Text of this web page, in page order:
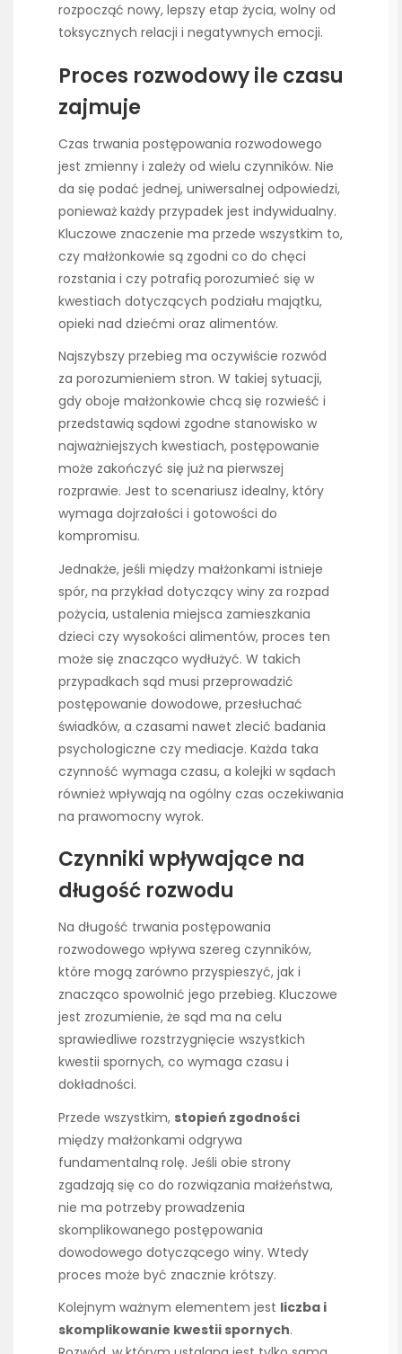
rozpocząć nowy, lepszy etap życia, wolny od
toksycznych relacji i negatywnych emocji.
Proces rozwodowy ile czasu
zajmuje
Czas trwania postępowania rozwodowego
jest zmienny i zależy od wielu czynników. Nie
da się podać jednej, uniwersalnej odpowiedzi,
ponieważ każdy przypadek jest indywidualny.
Kluczowe znaczenie ma przede wszystkim to,
czy małżonkowie są zgodni co do chęci
rozstania i czy potrafią porozumieć się w
kwestiach dotyczących podziału majątku,
opieki nad dziećmi oraz alimentów.
Najszybszy przebieg ma oczywiście rozwód
za porozumieniem stron. W takiej sytuacji,
gdy oboje małżonkowie chcą się rozwieść i
przedstawią sądowi zgodne stanowisko w
najważniejszych kwestiach, postępowanie
może zakończyć się już na pierwszej
rozprawie. Jest to scenariusz idealny, który
wymaga dojrzałości i gotowości do
kompromisu.
Jednakże, jeśli między małżonkami istnieje
spór, na przykład dotyczący winy za rozpad
pożycia, ustalenia miejsca zamieszkania
dzieci czy wysokości alimentów, proces ten
może się znacząco wydłużyć. W takich
przypadkach sąd musi przeprowadzić
postępowanie dowodowe, przesłuchać
świadków, a czasami nawet zlecić badania
psychologiczne czy mediacje. Każda taka
czynność wymaga czasu, a kolejki w sądach
również wpływają na ogólny czas oczekiwania
na prawomocny wyrok.
Czynniki wpływające na
długość rozwodu
Na długość trwania postępowania
rozwodowego wpływa szereg czynników,
które mogą zarówno przyspieszyć, jak i
znacząco spowolnić jego przebieg. Kluczowe
jest zrozumienie, że sąd ma na celu
sprawiedliwe rozstrzygnięcie wszystkich
kwestii spornych, co wymaga czasu i
dokładności.
Przede wszystkim, stopień zgodności
między małżonkami odgrywa
fundamentalną rolę. Jeśli obie strony
zgadzają się co do rozwiązania małżeństwa,
nie ma potrzeby prowadzenia
skomplikowanego postępowania
dowodowego dotyczącego winy. Wtedy
proces może być znacznie krótszy.
Kolejnym ważnym elementem jest liczba i
skomplikowanie kwestii spornych.